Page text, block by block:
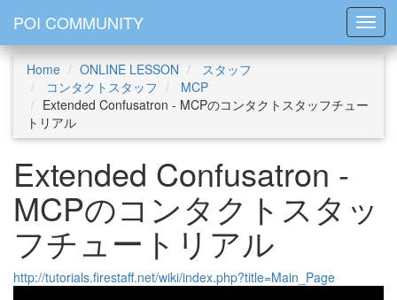
POI COMMUNITY
Home ONLINE LESSON
スタッフ
コンタクトスタッフ
MCP
Extended Confusatron - MCPのコンタクトスタッフチュー
トリアル
Extended Confusatron -
MCPのコンタクトスタッ
フチュートリアル
http://tutorials.firestaff.net/wiki/index.php?title=Main_Page